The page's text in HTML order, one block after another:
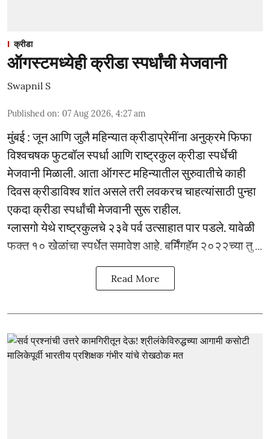
क्रीडा
ऑगस्टमध्येही क्रीडा स्पर्धांची मेजवानी
Swapnil S
Published on: 07 Aug 2026, 4:27 am
मुंबई : जून आणि जुलै महिन्यात क्रीडाप्रेमींना अनुक्रमे फिफा
विश्वचषक फुटबॉल स्पर्धा आणि राष्ट्रकुल क्रीडा स्पर्धेची
मेजवानी मिळाली. आता ऑगस्ट महिन्यातील सुरुवातीचे काही
दिवस क्रीडाविश्व शांत असले तरी लवकरच चाहत्यांसाठी पुन्हा
एकदा क्रीडा स्पर्धांची मेजवानी सुरू राहील.
ग्लासगो येथे राष्ट्रकुलचे २३वे पर्व उत्साहात पार पडले. यावेळी
फक्त १० खेळांचा स्पर्धेत समावेश आहे. बर्मिंगहॅम २०२२च्या तु ...
Read More